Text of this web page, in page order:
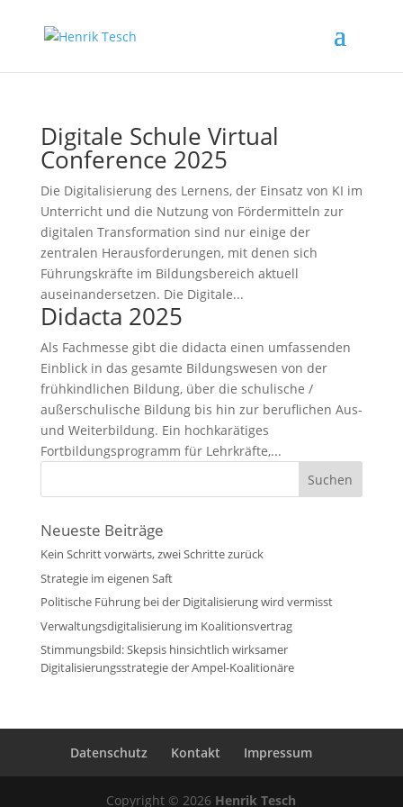
Digitale Schule Virtual
Conference 2025
Die Digitalisierung des Lernens, der Einsatz von KI im
Unterricht und die Nutzung von Fördermitteln zur
digitalen Transformation sind nur einige der
zentralen Herausforderungen, mit denen sich
Führungskräfte im Bildungsbereich aktuell
auseinandersetzen. Die Digitale...
Didacta 2025
Als Fachmesse gibt die didacta einen umfassenden
Einblick in das gesamte Bildungswesen von der
frühkindlichen Bildung, über die schulische /
außerschulische Bildung bis hin zur beruflichen Aus-
und Weiterbildung. Ein hochkarätiges
Fortbildungsprogramm für Lehrkräfte,...
Neueste Beiträge
Kein Schritt vorwärts, zwei Schritte zurück
Strategie im eigenen Saft
Politische Führung bei der Digitalisierung wird vermisst
Verwaltungsdigitalisierung im Koalitionsvertrag
Stimmungsbild: Skepsis hinsichtlich wirksamer
Digitalisierungsstrategie der Ampel-Koalitionäre
Datenschutz Kontakt Impressum
Copyright © 2026 Henrik Tesch